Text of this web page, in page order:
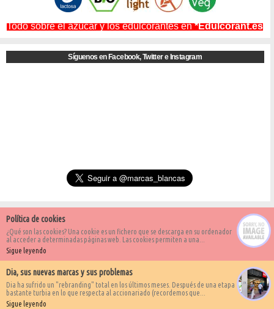
Todo sobre el azúcar y los edulcorantes en*Edulcorant.es
Síguenos en Facebook, Twitter e Instagram
Política de cookies
¿Qué son las cookies? Una cookie es un fichero que se descarga en su ordenador
al acceder a determinadas páginas web. Las cookies permiten a una...
Sigue leyendo
Dia, sus nuevas marcas y sus problemas
Dia ha sufrido un "rebranding" total en los últimos meses. Después de una etapa
bastante turbia en lo que respecta al accionariado (recordemos que...
Sigue leyendo